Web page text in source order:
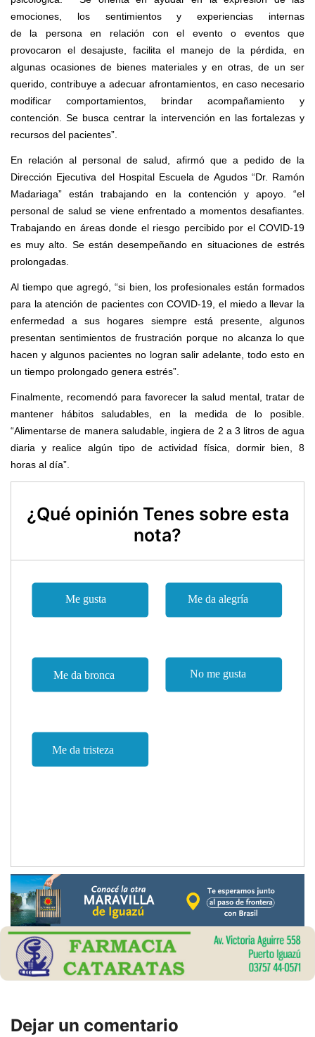
emociones, los sentimientos y experiencias internas
de la persona en relación con el evento o eventos que
provocaron el desajuste, facilitael manejo de la pérdida, en
algunas ocasiones de bienes materiales y en otras, de un ser
querido, contribuye a adecuar afrontamientos, en caso necesario
modificar comportamientos, brindar acompañamiento y
contención. Se busca centrar la intervención en las fortalezas y
recursos del pacientes”.
En relación al personal de salud, afirmó que a pedido de la
Dirección Ejecutiva del Hospital Escuela de Agudos “Dr. Ramón
Madariaga” están trabajando en la contención y apoyo. “el
personal de salud se viene enfrentado a momentosdesafiantes
Trabajando en áreas donde el riesgo percibidopor el COVID-19
es muy alto. Se están desempeñando en situaciones de estrés
prolongadas.
Al tiempo que agregó, “si bien, los profesionales están formados
para la atención de pacientes con COVID-19, el miedo a llevar la
enfermedad a sus hogares siempre está presente, algunos
presentan sentimientos defrustración porque no alcanza lo que
hacen y algunos pacientes no logran salir adelante ,todo esto en
un tiempo prolongado genera estrés”.
Finalmente, recomendó para favorecer la salud mental, tratar de
mantener hábitos saludables, en la medida de lo posible.
“Alimentarse de manera saludable, ingiera de 2 a3 litros de agua
diaria y realice algún tipo de actividad física, dormir bien, 8
horas al día”.
¿Qué opinión Tenes sobre esta
nota?
Dejar un comentario